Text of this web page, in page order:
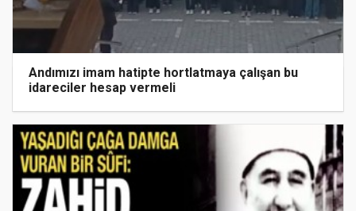
Andımızı imam hatipte hortlatmaya çalışan bu
idareciler hesap vermeli